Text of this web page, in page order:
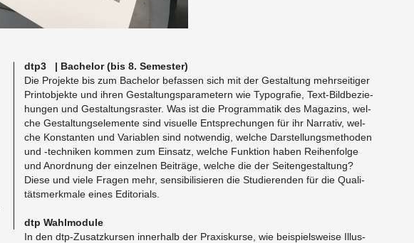
dtp3 | Ba­che­lor (bis 8. Se­mes­ter)
Die Pro­jek­te bis zum Ba­che­lor be­fas­sen sich mit der Ge­stal­tung mehr­sei­ti­ger
Print­ob­jek­te und ihren Ge­stal­tungs­pa­ra­me­tern wie Ty­po­gra­fie, Text-Bild­be­zie­
hun­gen und Ge­stal­tungs­ras­ter. Was ist die Pro­gram­ma­tik des Ma­ga­zins, wel­
che Ge­stal­tungs­ele­men­te sind vi­su­el­le Ent­spre­chun­gen für ihr Nar­ra­tiv, wel­
che Kon­stan­ten und Va­ria­blen sind not­wen­dig, wel­che Dar­stel­lungs­me­tho­den
und -tech­ni­ken kom­men zum Ein­satz, wel­che Funk­ti­on haben Rei­hen­fol­ge
und An­ord­nung der ein­zel­nen Bei­trä­ge, wel­che die der Sei­ten­ge­stal­tung?
Diese und viele Fra­gen mehr, sen­si­bi­li­sie­ren die Stu­die­ren­den für die Qua­li­
täts­merk­ma­le eines Edi­to­ri­als.
dtp Wahl­mo­du­le
In den dtp-Zu­satz­kur­sen in­ner­halb der Pra­xis­kur­se, wie bei­spiels­wei­se Il­lus­